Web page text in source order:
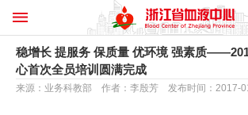
稳增长 提服务 保质量 优环境 强素质
心首次全员培训圆满完成
来源：业务科教部 作者：李殷芳 发布时间：2017-